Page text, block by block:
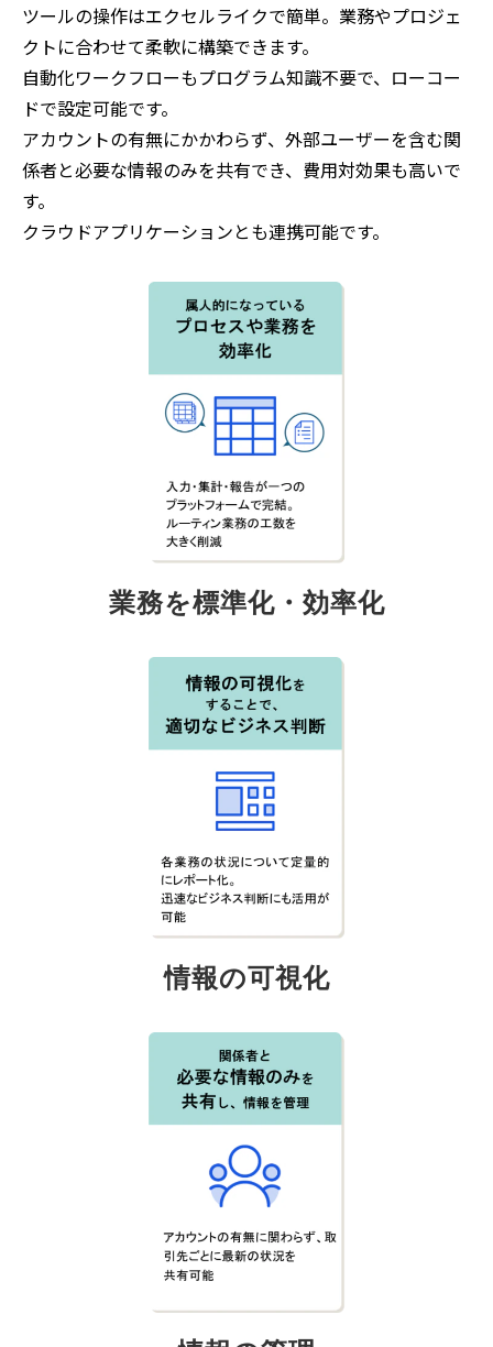
ツールの操作はエクセルライクで簡単。業務やプロジェ
クトに合わせて柔軟に構築できます。
自動化ワークフローもプログラム知識不要で、ローコー
ドで設定可能です。
アカウントの有無にかかわらず、外部ユーザーを含む関
係者と必要な情報のみを共有でき、費用対効果も高いで
す。
クラウドアプリケーションとも連携可能です。
業務を標準化・効率化
情報の可視化